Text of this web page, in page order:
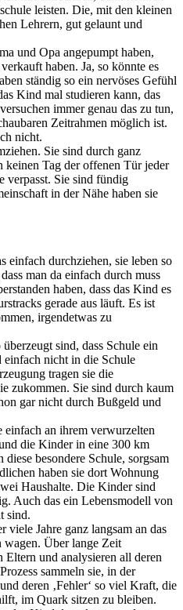
leisten. Die, mit den kleinen
Lehrern, gut gelaunt und
und Opa angepumpt haben,
haben. Ja, so könnte es
ständig so ein nervöses Gefühl
Kind mal studieren kann, das
immer genau das zu tun,
Zeitrahmen möglich ist.
nicht.
Sie sind durch ganz
keinen Tag der offenen Tür jeder
verpasst. Sie sind fündig
in der Nähe haben sie
einfach durchziehen, sie leben so
man da einfach durch muss
haben, dass das Kind es
gerade aus läuft. Es ist
irgendetwas zu
sind, dass Schule ein
nicht in die Schule
tragen sie die
zukommen. Sie sind durch kaum
gar nicht durch Bußgeld und
einfach an ihrem verwurzelten
die Kinder in eine 300 km
besondere Schule, sorgsam
haben sie dort Wohnung
Haushalte. Die Kinder sind
Auch das ein Lebensmodell von
sind.
viele Jahre ganz langsam an das
wagen. Über lange Zeit
Eltern und analysieren all deren
sammeln sie, in der
deren ‚Fehler‘ so viel Kraft, die
im Quark sitzen zu bleiben.